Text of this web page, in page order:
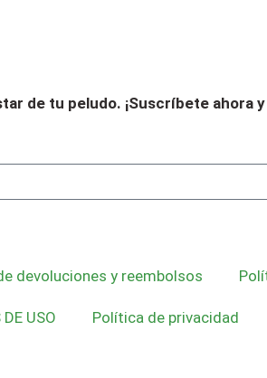
de tu peludo. ¡Suscríbete ahora
devoluciones y reembolsos
USO Política de privacidad